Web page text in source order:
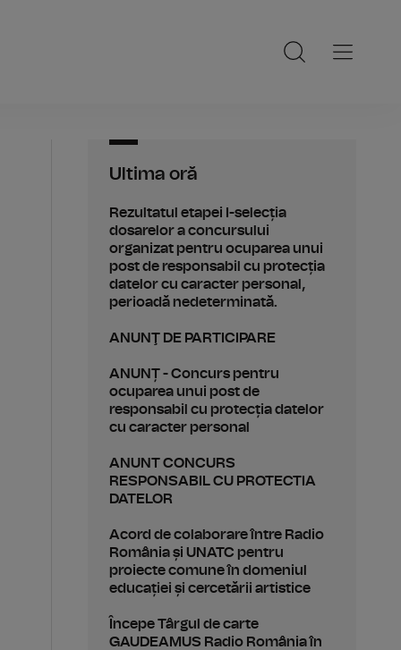
Ultima oră
Rezultatul etapei I-selecția
dosarelor a concursului
organizat pentru ocuparea unui
post de responsabil cu protecția
datelor cu caracter personal,
perioadă nedeterminată.
ANUNŢ DE PARTICIPARE
ANUNȚ - Concurs pentru
ocuparea unui post de
responsabil cu protecția datelor
cu caracter personal
ANUNT CONCURS
RESPONSABIL CU PROTECTIA
DATELOR
Acord de colaborare între Radio
România și UNATC pentru
proiecte comune în domeniul
educației și cercetării artistice
Începe Târgul de carte
GAUDEAMUS Radio România în